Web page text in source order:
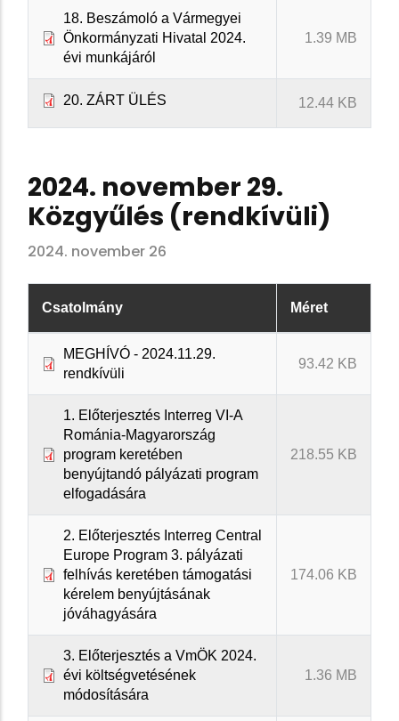
18. Beszámoló a Vármegyei
Önkormányzati Hivatal 2024.
évi munkájáról
1.39 MB
20. ZÁRT ÜLÉS 12.44 KB
2024. november 29.
Közgyűlés (rendkívüli)
2024. november 26
Csatolmány Méret
MEGHÍVÓ - 2024.11.29.
rendkívüli
93.42 KB
1. Előterjesztés Interreg VI-A
Románia-Magyarország
program keretében
benyújtandó pályázati program
elfogadására
218.55 KB
2. Előterjesztés Interreg Central
Europe Program 3. pályázati
felhívás keretében támogatási
kérelem benyújtásának
jóváhagyására
174.06 KB
3. Előterjesztés a VmÖK 2024.
évi költségvetésének
módosítására
1.36 MB